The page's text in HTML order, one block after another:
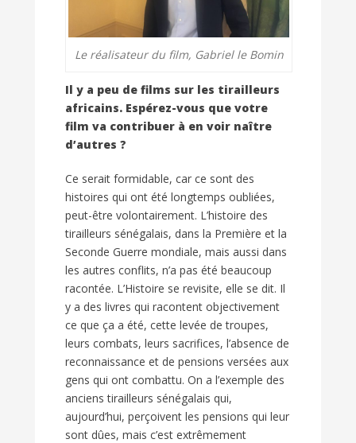
Le réalisateur du film, Gabriel le Bomin
Il y a peu de films sur les tirailleurs
africains. Espérez-vous que votre
film va contribuer à en voir naître
d’autres ?
Ce serait formidable, car ce sont des
histoires qui ont été longtemps oubliées,
peut-être volontairement. L’histoire des
tirailleurs sénégalais, dans la Première et la
Seconde Guerre mondiale, mais aussi dans
les autres conflits, n’a pas été beaucoup
racontée. L’Histoire se revisite, elle se dit. Il
y a des livres qui racontent objectivement
ce que ça a été, cette levée de troupes,
leurs combats, leurs sacrifices, l’absence de
reconnaissance et de pensions versées aux
gens qui ont combattu. On a l’exemple des
anciens tirailleurs sénégalais qui,
aujourd’hui, perçoivent les pensions qui leur
sont dûes, mais c’est extrêmement